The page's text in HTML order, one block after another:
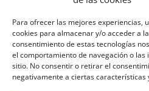
Para ofrecer las mejores experiencias,
cookies para almacenar y/o acceder a
consentimiento de estas tecnologías
el comportamiento de navegación o las
sitio. No consentir o retirar el
negativamente a ciertas características
Aviso Legal
Política de privadidad
Política de cookies